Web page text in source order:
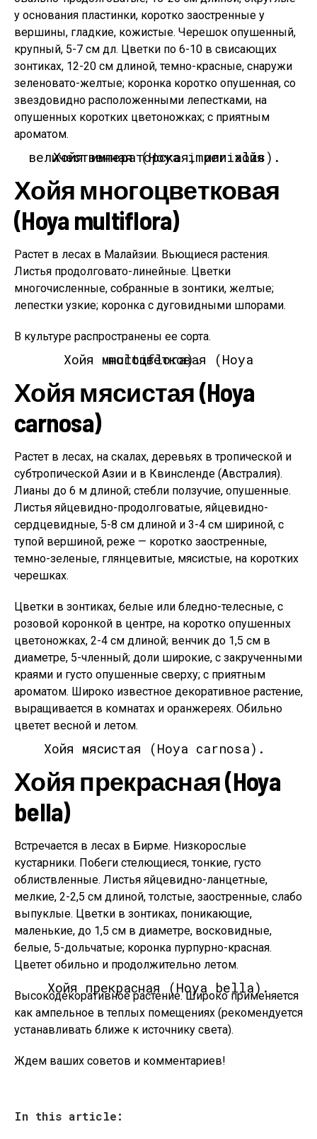
у основания пластинки, коротко заостренные у
вершины, гладкие, кожистые. Черешок опушенный,
крупный, 5-7 см дл. Цветки по 6-10 в свисающих
зонтиках, 12-20 см длиной, темно-красные, снаружи
зеленовато-желтые; коронка коротко опушенная, со
звездовидно расположенными лепестками, на
опушенных коротких цветоножках; с приятным
ароматом.
Хойя императорская, или хойя величественная (Hoya imperialis).
Хойя многоцветковая
(Hoya multiflora)
Растет в лесах в Малайзии. Вьющиеся растения.
Листья продолговато-линейные. Цветки
многочисленные, собранные в зонтики, желтые;
лепестки узкие; коронка с дуговидными шпорами.
В культуре распространены ее сорта.
Хойя многоцветковая (Hoya multiflora).
Хойя мясистая (Hoya
carnosa)
Растет в лесах, на скалах, деревьях в тропической и
субтропической Азии и в Квинсленде (Австралия).
Лианы до 6 м длиной; стебли ползучие, опушенные.
Листья яйцевидно-продолговатые, яйцевидно-
сердцевидные, 5-8 см длиной и 3-4 см шириной, с
тупой вершиной, реже — коротко заостренные,
темно-зеленые, глянцевитые, мясистые, на коротких
черешках.
Цветки в зонтиках, белые или бледно-телесные, с
розовой коронкой в центре, на коротко опушенных
цветоножках, 2-4 см длиной; венчик до 1,5 см в
диаметре, 5-членный; доли широкие, с закрученными
краями и густо опушенные сверху; с приятным
ароматом. Широко известное декоративное растение,
выращивается в комнатах и оранжереях. Обильно
цветет весной и летом.
Хойя мясистая (Hoya carnosa).
Хойя прекрасная (Hoya
bella)
Встречается в лесах в Бирме. Низкорослые
кустарники. Побеги стелющиеся, тонкие, густо
облиствленные. Листья яйцевидно-ланцетные,
мелкие, 2-2,5 см длиной, толстые, заостренные, слабо
выпуклые. Цветки в зонтиках, поникающие,
маленькие, до 1,5 см в диаметре, восковидные,
белые, 5-дольчатые; коронка пурпурно-красная.
Цветет обильно и продолжительно летом.
Хойя прекрасная (Hoya bella).
Высокодекоративное растение. Широко применяется
как ампельное в теплых помещениях (рекомендуется
устанавливать ближе к источнику света).
Ждем ваших советов и комментариев!
In this article: